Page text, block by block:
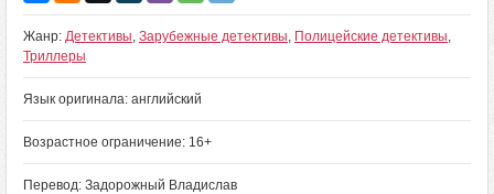
Жанр: Детективы, Зарубежные детективы, Полицейские детективы,
Триллеры
Язык оригинала: английский
Возрастное ограничение: 16+
Перевод: Задорожный Владислав